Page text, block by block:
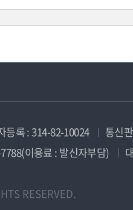
등록 : 314-82-10024
통신
이용료 : 발신자부담)
RESERVED.